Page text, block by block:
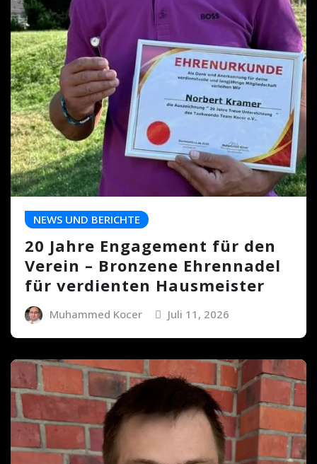
NEWS UND BERICHTE
20 Jahre Engagement für den
Verein – Bronzene Ehrennadel
für verdienten Hausmeister
Muhammed Kocer Juli 11, 2026